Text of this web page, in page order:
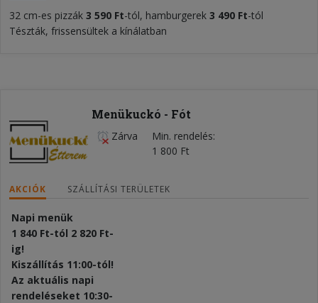
32 cm-es pizzák 3 590 Ft-tól, hamburgerek 3 490 Ft-tól
Tészták, frissensültek a kínálatban
Menükuckó - Fót
Zárva
Min. rendelés
1 800 Ft
AKCIÓK SZÁLLÍTÁSI TERÜLETEK
Napi menük
1 840 Ft-tól 2 820 Ft-
ig!
Kiszállítás 11:00-tól!
Az aktuális napi
rendeléseket 10:30-